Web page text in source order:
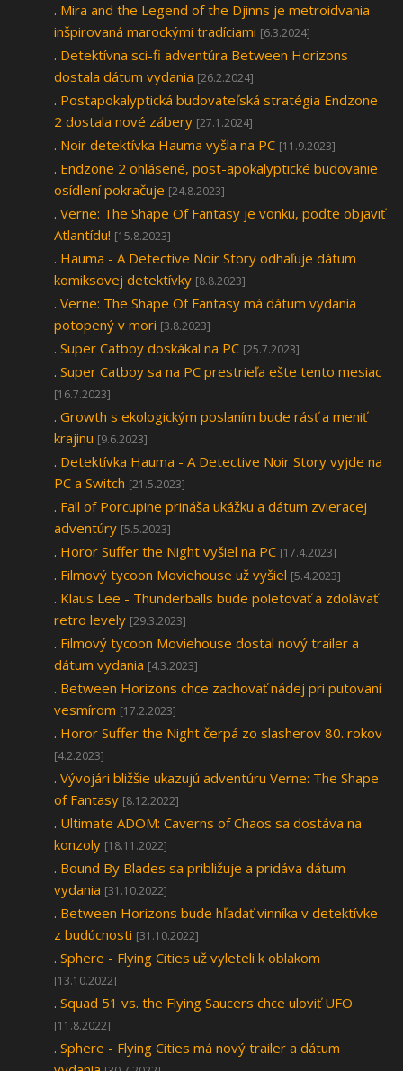
. Mira and the Legend of the Djinns je metroidvania
inšpirovaná marockými tradíciami [6.3.2024]
. Detektívna sci-fi adventúra Between Horizons
dostala dátum vydania [26.2.2024]
. Postapokalyptická budovateľská stratégia Endzone
2 dostala nové zábery [27.1.2024]
. Noir detektívka Hauma vyšla na PC [11.9.2023]
. Endzone 2 ohlásené, post-apokalyptické budovanie
osídlení pokračuje [24.8.2023]
. Verne: The Shape Of Fantasy je vonku, poďte objaviť
Atlantídu! [15.8.2023]
. Hauma - A Detective Noir Story odhaľuje dátum
komiksovej detektívky [8.8.2023]
. Verne: The Shape Of Fantasy má dátum vydania
potopený v mori [3.8.2023]
. Super Catboy doskákal na PC [25.7.2023]
. Super Catboy sa na PC prestrieľa ešte tento mesiac
[16.7.2023]
. Growth s ekologickým poslaním bude rásť a meniť
krajinu [9.6.2023]
. Detektívka Hauma - A Detective Noir Story vyjde na
PC a Switch [21.5.2023]
. Fall of Porcupine prináša ukážku a dátum zvieracej
adventúry [5.5.2023]
. Horor Suffer the Night vyšiel na PC [17.4.2023]
. Filmový tycoon Moviehouse už vyšiel [5.4.2023]
. Klaus Lee - Thunderballs bude poletovať a zdolávať
retro levely [29.3.2023]
. Filmový tycoon Moviehouse dostal nový trailer a
dátum vydania [4.3.2023]
. Between Horizons chce zachovať nádej pri putovaní
vesmírom [17.2.2023]
. Horor Suffer the Night čerpá zo slasherov 80. rokov
[4.2.2023]
. Vývojári bližšie ukazujú adventúru Verne: The Shape
of Fantasy [8.12.2022]
. Ultimate ADOM: Caverns of Chaos sa dostáva na
konzoly [18.11.2022]
. Bound By Blades sa približuje a pridáva dátum
vydania [31.10.2022]
. Between Horizons bude hľadať vinníka v detektívke
z budúcnosti [31.10.2022]
. Sphere - Flying Cities už vyleteli k oblakom
[13.10.2022]
. Squad 51 vs. the Flying Saucers chce uloviť UFO
[11.8.2022]
. Sphere - Flying Cities má nový trailer a dátum